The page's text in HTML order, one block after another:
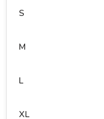
S
M
L
XL